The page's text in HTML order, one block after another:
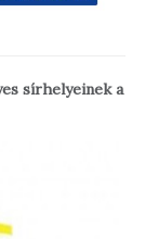
sírhelyeinek a